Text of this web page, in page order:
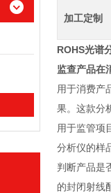
加工定制
ROHS光谱
监查产品在
用于消费产
果。这款分
用于监管项
分析仪的样
判断产品是
的封闭射线